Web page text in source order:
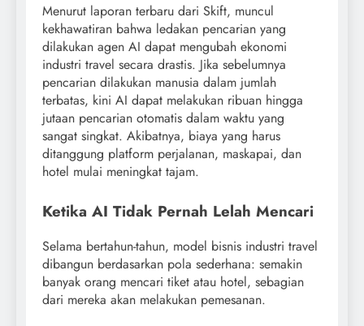
Menurut laporan terbaru dari Skift, muncul
kekhawatiran bahwa ledakan pencarian yang
dilakukan agen AI dapat mengubah ekonomi
industri travel secara drastis. Jika sebelumnya
pencarian dilakukan manusia dalam jumlah
terbatas, kini AI dapat melakukan ribuan hingga
jutaan pencarian otomatis dalam waktu yang
sangat singkat. Akibatnya, biaya yang harus
ditanggung platform perjalanan, maskapai, dan
hotel mulai meningkat tajam.
Ketika AI Tidak Pernah Lelah Mencari
Selama bertahun-tahun, model bisnis industri travel
dibangun berdasarkan pola sederhana: semakin
banyak orang mencari tiket atau hotel, sebagian
dari mereka akan melakukan pemesanan.